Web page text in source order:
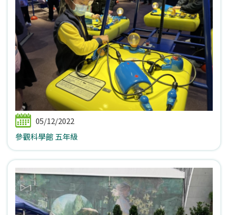
05/12/2022
參觀科學館 五年級